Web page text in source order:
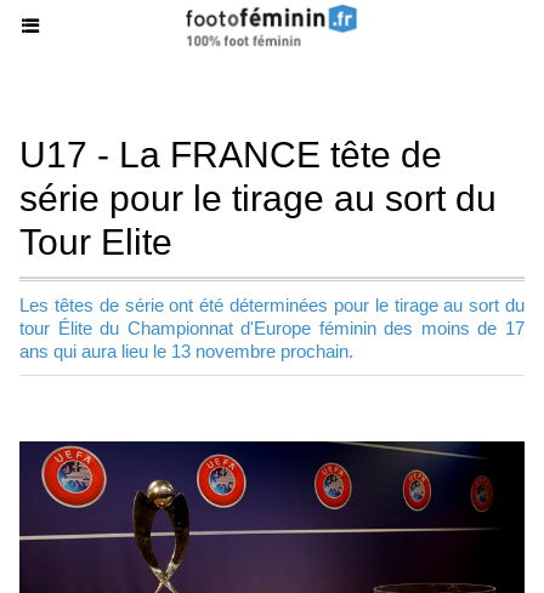
U17 - La FRANCE tête de
série pour le tirage au sort du
Tour Elite
Les têtes de série ont été déterminées pour le tirage au sort du
tour Élite du Championnat d'Europe féminin des moins de 17
ans qui aura lieu le 13 novembre prochain.